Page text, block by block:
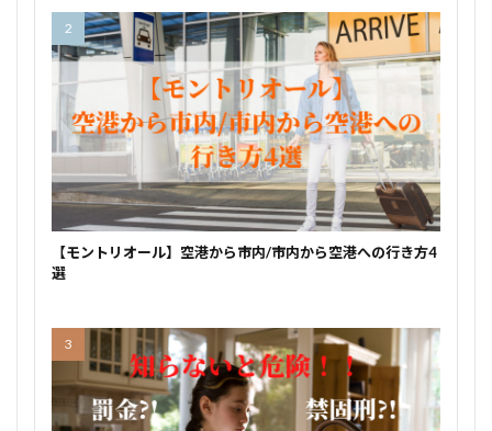
【モントリオール】空港から市内/市内から空港への行き方4
選